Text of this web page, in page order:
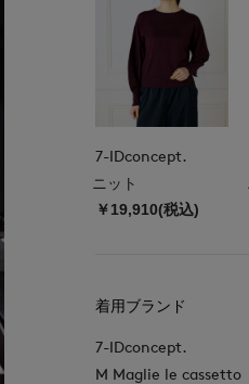
7-IDconcept.
ニット
￥19,910(税込)
着用ブランド
7-IDconcept.
M Maglie le cassetto